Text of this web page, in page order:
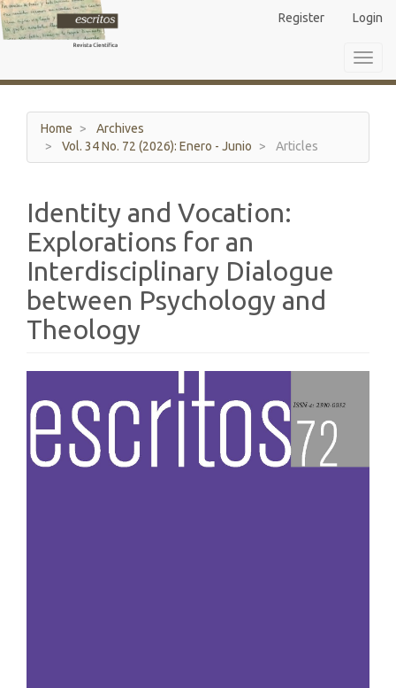
Main
Navigation
Main
Sidebar
Register Login
Home
Archives
Vol. 34 No. 72 (2026): Enero - Junio
Articles
Identity and Vocation:
Explorations for an
Interdisciplinary Dialogue
between Psychology and
Theology
Sidebar